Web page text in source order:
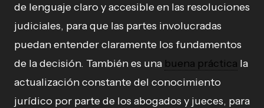
de lenguaje claro y accesible en las resoluciones
judiciales, para que las partes involucradas
puedan entender claramente los fundamentos
de la decisión. También es una buena práctica la
actualización constante del conocimiento
jurídico por parte de los abogados y jueces, para